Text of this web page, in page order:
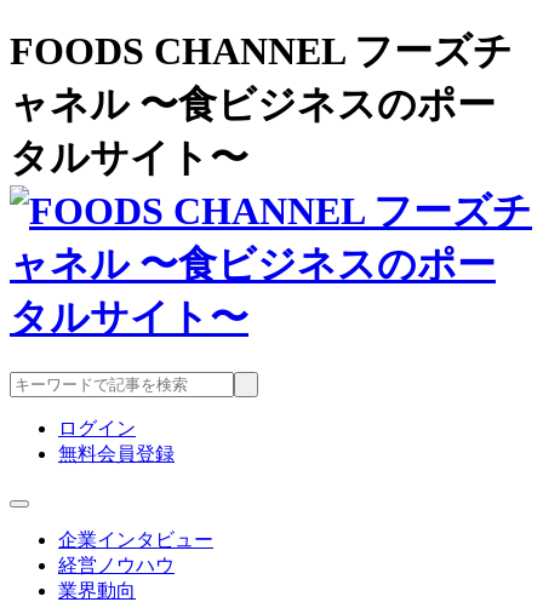
FOODS CHANNEL フーズチ
ャネル 〜食ビジネスのポー
タルサイト〜
ログイン
無料会員登録
企業インタビュー
経営ノウハウ
業界動向